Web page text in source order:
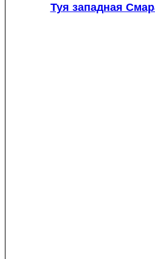
Туя западная